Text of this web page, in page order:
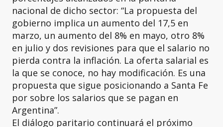
nacional de dicho sector: “La propuesta del
gobierno implica un aumento del 17,5 en
marzo, un aumento del 8% en mayo, otro 8%
en julio y dos revisiones para que el salario no
pierda contra la inflación. La oferta salarial es
la que se conoce, no hay modificación. Es una
propuesta que sigue posicionando a Santa Fe
por sobre los salarios que se pagan en
Argentina”.
El diálogo paritario continuará el próximo